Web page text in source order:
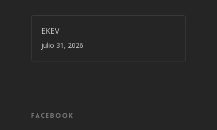
EKEV
julio 31, 2026
Facebook